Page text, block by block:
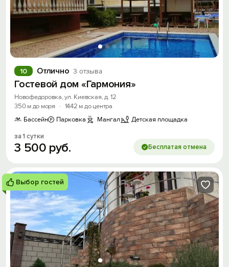
Отлично 3 отзыва
10
Гостевой дом «Гармония»
Новофедоровка, ул. Киевская, д. 12
350 м до моря
· 1442 м до центра
Бассейн
Парковка Мангал Детская площадка
за 1 сутки
3 500 руб. Бесплатая отмена
Выбор гостей